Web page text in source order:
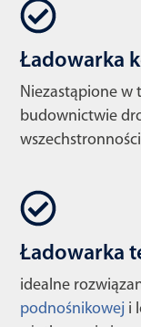
Ładowarka
Niezastąpione w
budownictwie
Ładowarka
idealne
podnośnikowej i